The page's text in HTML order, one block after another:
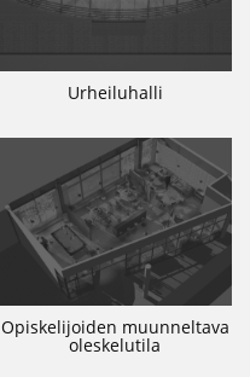
Urheiluhalli
Opiskelijoiden muunneltava
oleskelutila